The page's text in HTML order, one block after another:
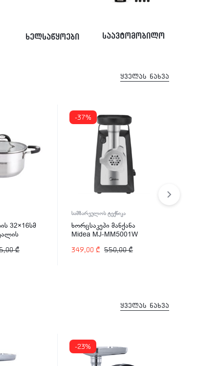
ხელსაწყოები საავტომობილო
ყველას ნახვა
32×16სმ
₾
-37%
სამზარეულოს ტექნიკა
ხორცსაკეპი მანქანა
Midea MJ-MM5001W
550,00₾
349,00 ₾
ყველას ნახვა
-23%